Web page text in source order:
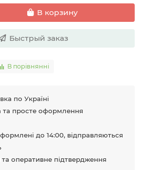
В корзину
Быстрый заказ
В порівнянні
по Україні
та просте оформлення
до 14:00, відправляються
та оперативне підтвердження